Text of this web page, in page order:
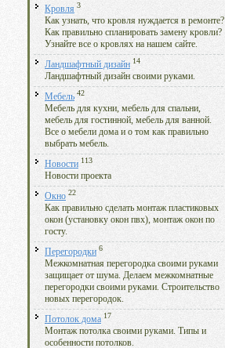
Кровля 3
Как узнать, что кровля нуждается в ремонте?
Как правильно спланировать замену кровли?
Узнайте все о кровлях на нашем сайте.
Ландшафтный дизайн 14
Ландшафтный дизайн своими руками.
Мебель 42
Мебель для кухни, мебель для спальни,
мебель для гостинной, мебель для ванной.
Все о мебели дома и о том как правильно
выбрать мебель.
Новости 113
Новости проекта
Окно 22
Как правильно сделать монтаж пластиковых
окон (установку окон пвх), монтаж окон по
госту.
Перегородки 6
Межкомнатная перегородка своими руками
защищает от шума. Делаем межкомнатные
перегородки своими руками. Строительство
новых перегородок.
Потолок дома 17
Монтаж потолка своими руками. Типы и
особенности потолков.